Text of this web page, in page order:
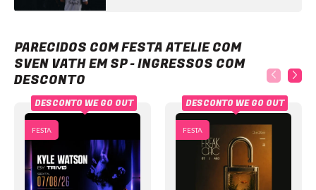
PARECIDOS COM FESTA ATELIE COM
SVEN VATH EM SP - INGRESSOS COM
DESCONTO
FESTA
DESCONTO WE GO OUT
FESTA
DESCONTO WE GO OUT